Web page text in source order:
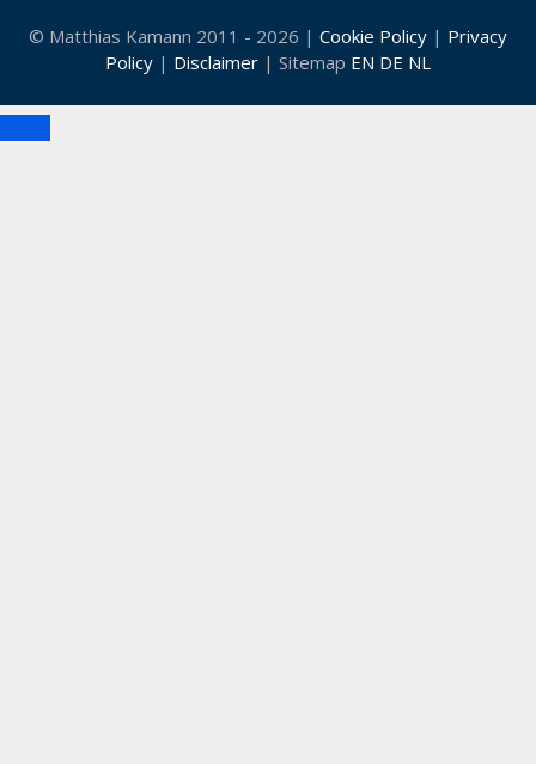
© Matthias Kamann 2011 - 2026 | Cookie Policy | Privacy
Policy | Disclaimer | Sitemap EN DE NL
Schließen